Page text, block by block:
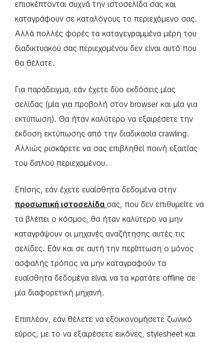
επισκέπτονται συχνά την ιστοσελίδα σας και
καταγράφουν σε καταλόγους το περιεχόμενο σας.
Αλλά πολλές φορές τα καταγεγραμμένα μέρη του
διαδικτυακού σας περιεχομένου δεν είναι αυτό που
θα θέλατε.
Για παράδειγμα, εάν έχετε δύο εκδόσεις μίας
σελίδας (μία για προβολή στον browser και μία για
εκτύπωση). Θα ήταν καλύτερο να εξαιρέσετε την
έκδοση εκτύπωσης από την διαδικασία crawling.
Αλλιώς ρισκάρετε να σας επιβληθεί ποινή εξαιτίας
του διπλού περιεχομένου.
Επίσης, εάν έχετε ευαίσθητα δεδομένα στην
προσωπική ιστοσελίδασας, που δεν επιθυμείτε να
τα βλέπει ο κόσμος, θα ήταν καλύτερο να μην
καταγράψουν οι μηχανές αναζήτησης αυτές τις
σελίδες. Εάν και σε αυτή την περίπτωση ο μόνος
ασφαλής τρόπος να μην καταγραφούν τα
ευαίσθητα δεδομένα είναι να τα κρατάτε offline σε
μία διαφορετική μηχανή.
Επιπλέον, εάν θέλετε να εξοικονομήσετε ζωνικό
εύρος, με το να εξαιρέσετε εικόνες, stylesheet και